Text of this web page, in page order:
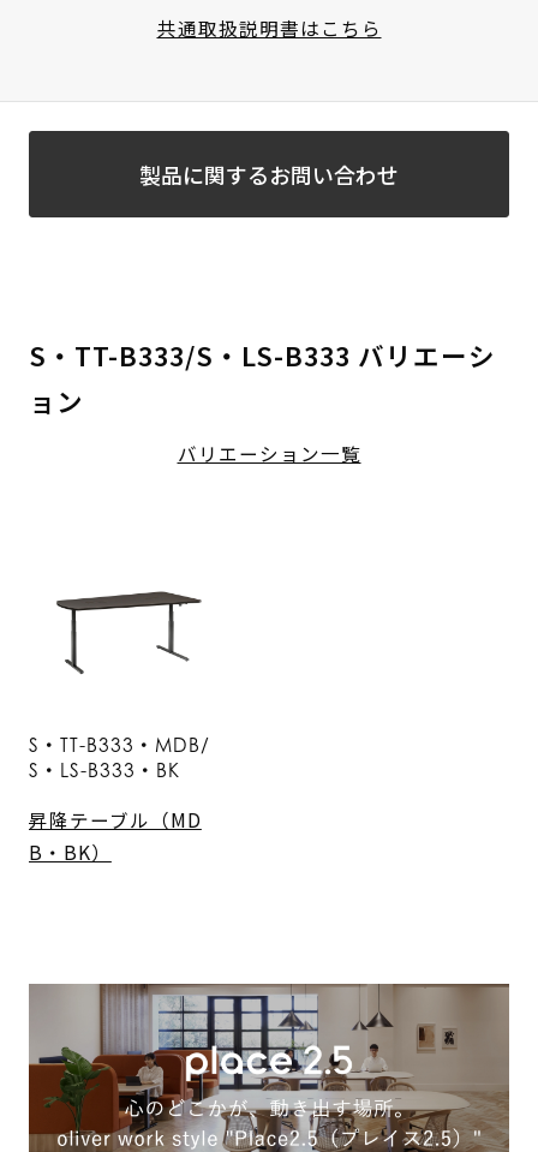
共通取扱説明書はこちら
製品に関するお問い合わせ
S・TT-B333/S・LS-B333 バリエーシ
ョン
バリエーション一覧
S・TT-B333・MDB/
S・LS-B333・BK
昇降テーブル（MD
B・BK）